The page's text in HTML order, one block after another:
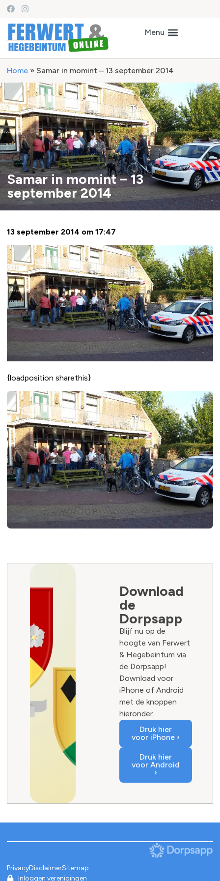
Home » Samar in momint – 13 september 2014
Samar in momint – 13
september 2014
13 september 2014 om 17:47
{loadposition sharethis}
Download
de
Dorpsapp
Blijf nu op de
hoogte van Ferwert
& Hegebeintum via
de Dorpsapp!
Download voor
iPhone of Android
met de knoppen
hieronder.
Druk hier
voor iPhone ›
Druk hier
voor Android
›
PrivacyDisclaimerSitemap
Inloggen verenigingen